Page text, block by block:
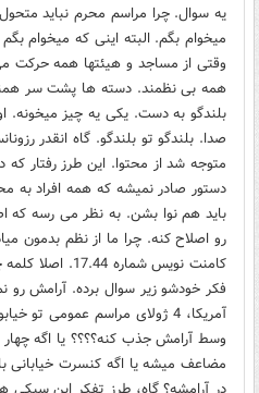
یه سوال. چرا مراسم محرم نباید
میخوام بگم. البته اینی که میخوام
وقتی از مساجد و هیئتها همه حرکت
همه بی نظمند. دسته ها پشت سر
بلندگو به دست. یکی یه چیز میخونه.
صدا. بلندگو تو بلندگو. گاه انقدر
متوجه شد از محتوا. این طرز رفتار
دستور صادر نمیشه که همه افراد
باید هم نوا بشن. به نظر می رسه که
رو اصلاح کنه. چرا ما از نظم بدمون
کامنت نویس
فکر خودشو زیر سوال برده. آرامش رو
آمریکا، 4 ژولای مراسم عمومی
وسط آرامش جذب کنه؟؟؟؟ یا اگه
مضاعف میشه یا اگه کنسرت خیابانی